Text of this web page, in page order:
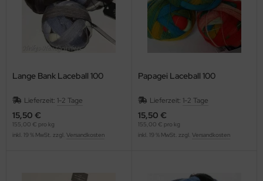
Lange Bank Laceball 100
Lieferzeit: 1-2 Tage
15,50 €
155,00 € pro kg
inkl. 19 % MwSt. zzgl. Versandkosten
Papagei Laceball 100
Lieferzeit: 1-2 Tage
15,50 €
155,00 € pro kg
inkl. 19 % MwSt. zzgl. Versandkosten